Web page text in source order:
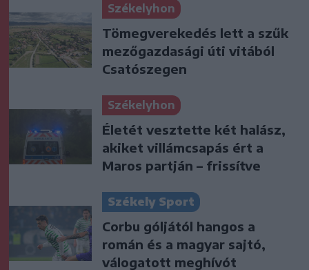
Székelyhon
Tömegverekedés lett a szűk
mezőgazdasági úti vitából
Csatószegen
Székelyhon
Életét vesztette két halász,
akiket villámcsapás ért a
Maros partján – frissítve
Székely Sport
Corbu góljától hangos a
román és a magyar sajtó,
válogatott meghívót